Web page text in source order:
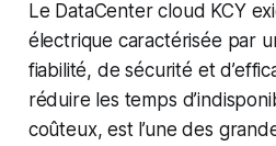
Le DataCenter cloud KCY
électrique caractérisée par
fiabilité, de sécurité et
réduire les temps
coûteux, est l’une des